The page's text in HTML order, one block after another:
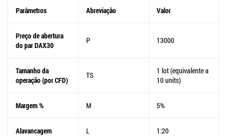
Parâmetros Abreviação Valor
Preço de abertura
do par DAX30
P 13000
Tamanho da
operação (por CFD)
TS
1 lot (equivalente a
10 units)
Margem % M 5%
Alavancagem L 1:20